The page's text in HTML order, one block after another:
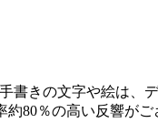
きの文字や絵は
80％の高い反響が